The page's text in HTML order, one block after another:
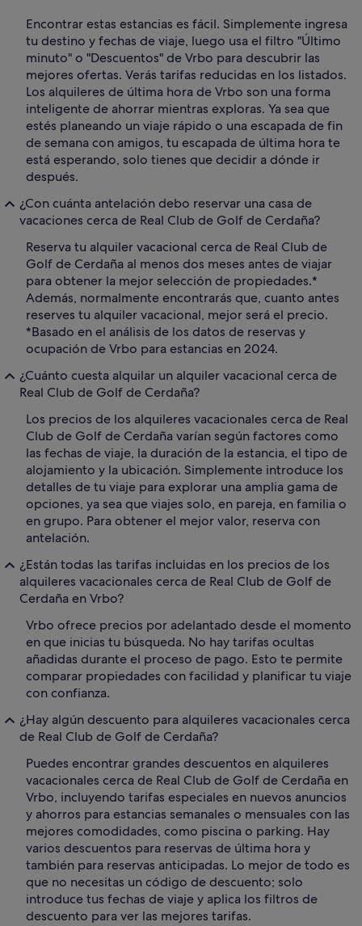
Encontrar estas estancias es fácil. Simplemente ingresa
tu destino y fechas de viaje, luego usa el filtro "Último
minuto" o "Descuentos" de Vrbo para descubrir las
mejores ofertas. Verás tarifas reducidas en los listados.
Los alquileres de última hora de Vrbo son una forma
inteligente de ahorrar mientras exploras. Ya sea que
estés planeando un viaje rápido o una escapada de fin
de semana con amigos, tu escapada de última hora te
está esperando, solo tienes que decidir a dónde ir
después.
¿Con cuánta antelación debo reservar una casa de
vacaciones cerca de Real Club de Golf de Cerdaña?
Reserva tu alquiler vacacional cerca de Real Club de
Golf de Cerdaña al menos dos meses antes de viajar
para obtener la mejor selección de propiedades.*
Además, normalmente encontrarás que, cuanto antes
reserves tu alquiler vacacional, mejor será el precio.
*Basado en el análisis de los datos de reservas y
ocupación de Vrbo para estancias en 2024.
¿Cuánto cuesta alquilar un alquiler vacacional cerca de
Real Club de Golf de Cerdaña?
Los precios de los alquileres vacacionales cerca de Real
Club de Golf de Cerdaña varían según factores como
las fechas de viaje, la duración de la estancia, el tipo de
alojamiento y la ubicación. Simplemente introduce los
detalles de tu viaje para explorar una amplia gama de
opciones, ya sea que viajes solo, en pareja, en familia o
en grupo. Para obtener el mejor valor, reserva con
antelación.
¿Están todas las tarifas incluidas en los precios de los
alquileres vacacionales cerca de Real Club de Golf de
Cerdaña en Vrbo?
Vrbo ofrece precios por adelantado desde el momento
en que inicias tu búsqueda. No hay tarifas ocultas
añadidas durante el proceso de pago. Esto te permite
comparar propiedades con facilidad y planificar tu viaje
con confianza.
¿Hay algún descuento para alquileres vacacionales cerca
de Real Club de Golf de Cerdaña?
Puedes encontrar grandes descuentos en alquileres
vacacionales cerca de Real Club de Golf de Cerdaña en
Vrbo, incluyendo tarifas especiales en nuevos anuncios
y ahorros para estancias semanales o mensuales con las
mejores comodidades, como piscina o parking. Hay
varios descuentos para reservas de última hora y
también para reservas anticipadas. Lo mejor de todo es
que no necesitas un código de descuento; solo
introduce tus fechas de viaje y aplica los filtros de
descuento para ver las mejores tarifas.